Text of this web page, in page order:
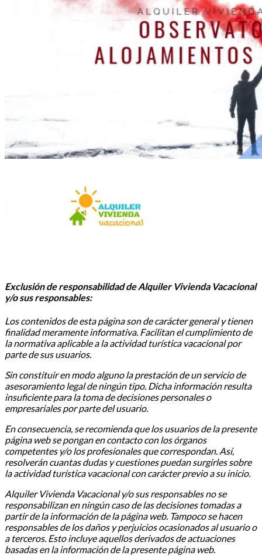
Exclusión de responsabilidad de Alquiler Vivienda Vacacional
y/o sus responsables:
Los contenidos de esta página son de carácter general y tienen
finalidad meramente informativa. Facilitan el cumplimiento de
la normativa aplicable a la actividad turística vacacional por
parte de sus usuarios.
Sin constituir en modo alguno la prestación de un servicio de
asesoramiento legal de ningún tipo. Dicha información resulta
insuficiente para la toma de decisiones personales o
empresariales por parte del usuario.
En consecuencia, se recomienda que los usuarios de la presente
página web se pongan en contacto con los órganos
competentes y/o los profesionales que correspondan. Así,
resolverán cuantas dudas y cuestiones puedan surgirles sobre
la actividad turística vacacional con carácter previo a su inicio.
Alquiler Vivienda Vacacional y/o sus responsables no se
responsabilizan en ningún caso de las decisiones tomadas a
partir de la información de la página web. Tampoco se hacen
responsables de los daños y perjuicios ocasionados al usuario o
a terceros. Esto incluye aquellos derivados de actuaciones
basadas en la información de la presente página web.